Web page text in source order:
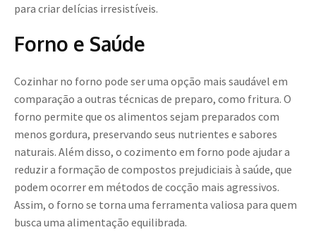
para criar delícias irresistíveis.
Forno e Saúde
Cozinhar no forno pode ser uma opção mais saudável em
comparação a outras técnicas de preparo, como fritura. O
forno permite que os alimentos sejam preparados com
menos gordura, preservando seus nutrientes e sabores
naturais. Além disso, o cozimento em forno pode ajudar a
reduzir a formação de compostos prejudiciais à saúde, que
podem ocorrer em métodos de cocção mais agressivos.
Assim, o forno se torna uma ferramenta valiosa para quem
busca uma alimentação equilibrada.